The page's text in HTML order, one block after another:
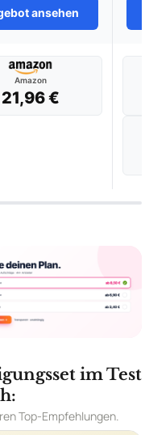
ansehen
Amazon
21,96 €
im Test
Top-Empfehlungen.